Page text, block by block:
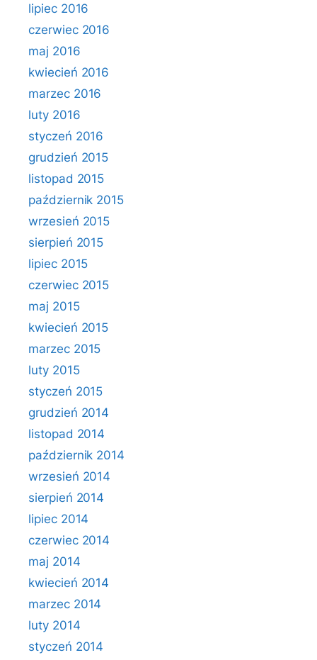
lipiec 2016
czerwiec 2016
maj 2016
kwiecień 2016
marzec 2016
luty 2016
styczeń 2016
grudzień 2015
listopad 2015
październik 2015
wrzesień 2015
sierpień 2015
lipiec 2015
czerwiec 2015
maj 2015
kwiecień 2015
marzec 2015
luty 2015
styczeń 2015
grudzień 2014
listopad 2014
październik 2014
wrzesień 2014
sierpień 2014
lipiec 2014
czerwiec 2014
maj 2014
kwiecień 2014
marzec 2014
luty 2014
styczeń 2014